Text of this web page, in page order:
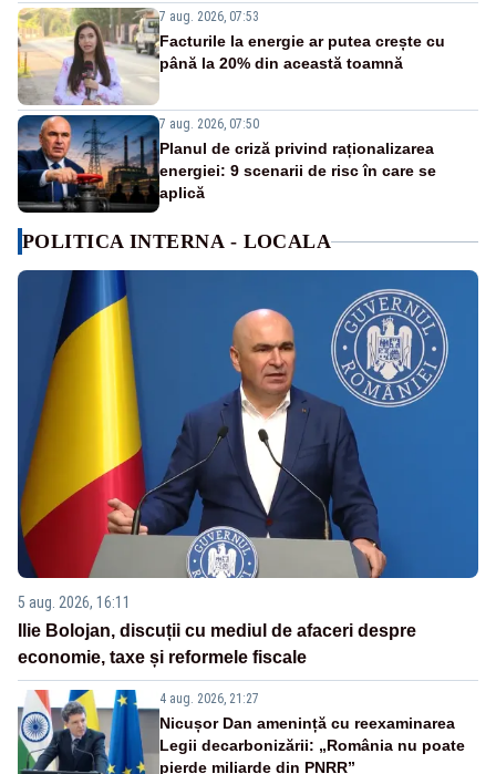
7 aug. 2026, 07:53
Facturile la energie ar putea crește cu
până la 20% din această toamnă
7 aug. 2026, 07:50
Planul de criză privind raționalizarea
energiei: 9 scenarii de risc în care se
aplică
POLITICA INTERNA - LOCALA
5 aug. 2026, 16:11
Ilie Bolojan, discuții cu mediul de afaceri despre
economie, taxe și reformele fiscale
4 aug. 2026, 21:27
Nicușor Dan amenință cu reexaminarea
Legii decarbonizării: „România nu poate
pierde miliarde din PNRR”